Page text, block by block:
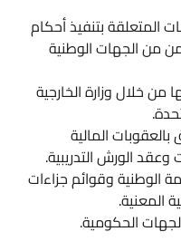
المتعلقة بتنفيذ أحكام
من الجهات الوطنية
من خلال وزارة الخارجية
بالعقوبات المالية
الورش التدريبية.
الوطنية وقوائم جزاءات
المعنية.
الحكومية.